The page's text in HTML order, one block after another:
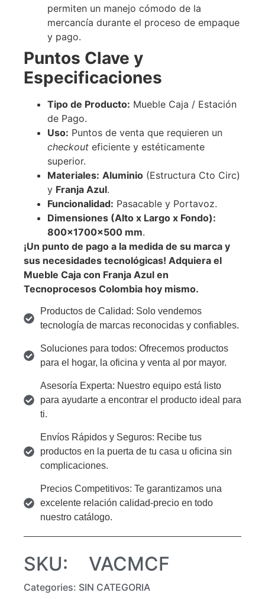
permiten un manejo cómodo de la
mercancía durante el proceso de empaque
y pago.
Puntos Clave y
Especificaciones
Tipo de Producto: Mueble Caja / Estación
de Pago.
Uso: Puntos de venta que requieren un
checkout eficiente y estéticamente
superior.
Materiales: Aluminio (Estructura Cto Circ)
y Franja Azul.
Funcionalidad: Pasacable y Portavoz.
Dimensiones (Alto x Largo x Fondo):
800×1700×500 mm.
¡Un punto de pago a la medida de su marca y
sus necesidades tecnológicas! Adquiera el
Mueble Caja con Franja Azul en
Tecnoprocesos Colombia hoy mismo.
Productos de Calidad: Solo vendemos
tecnología de marcas reconocidas y confiables.
Soluciones para todos: Ofrecemos productos
para el hogar, la oficina y venta al por mayor.
Asesoría Experta: Nuestro equipo está listo
para ayudarte a encontrar el producto ideal para
ti.
Envíos Rápidos y Seguros: Recibe tus
productos en la puerta de tu casa u oficina sin
complicaciones.
Precios Competitivos: Te garantizamos una
excelente relación calidad-precio en todo
nuestro catálogo.
SKU: VACMCF
Categories: SIN CATEGORIA